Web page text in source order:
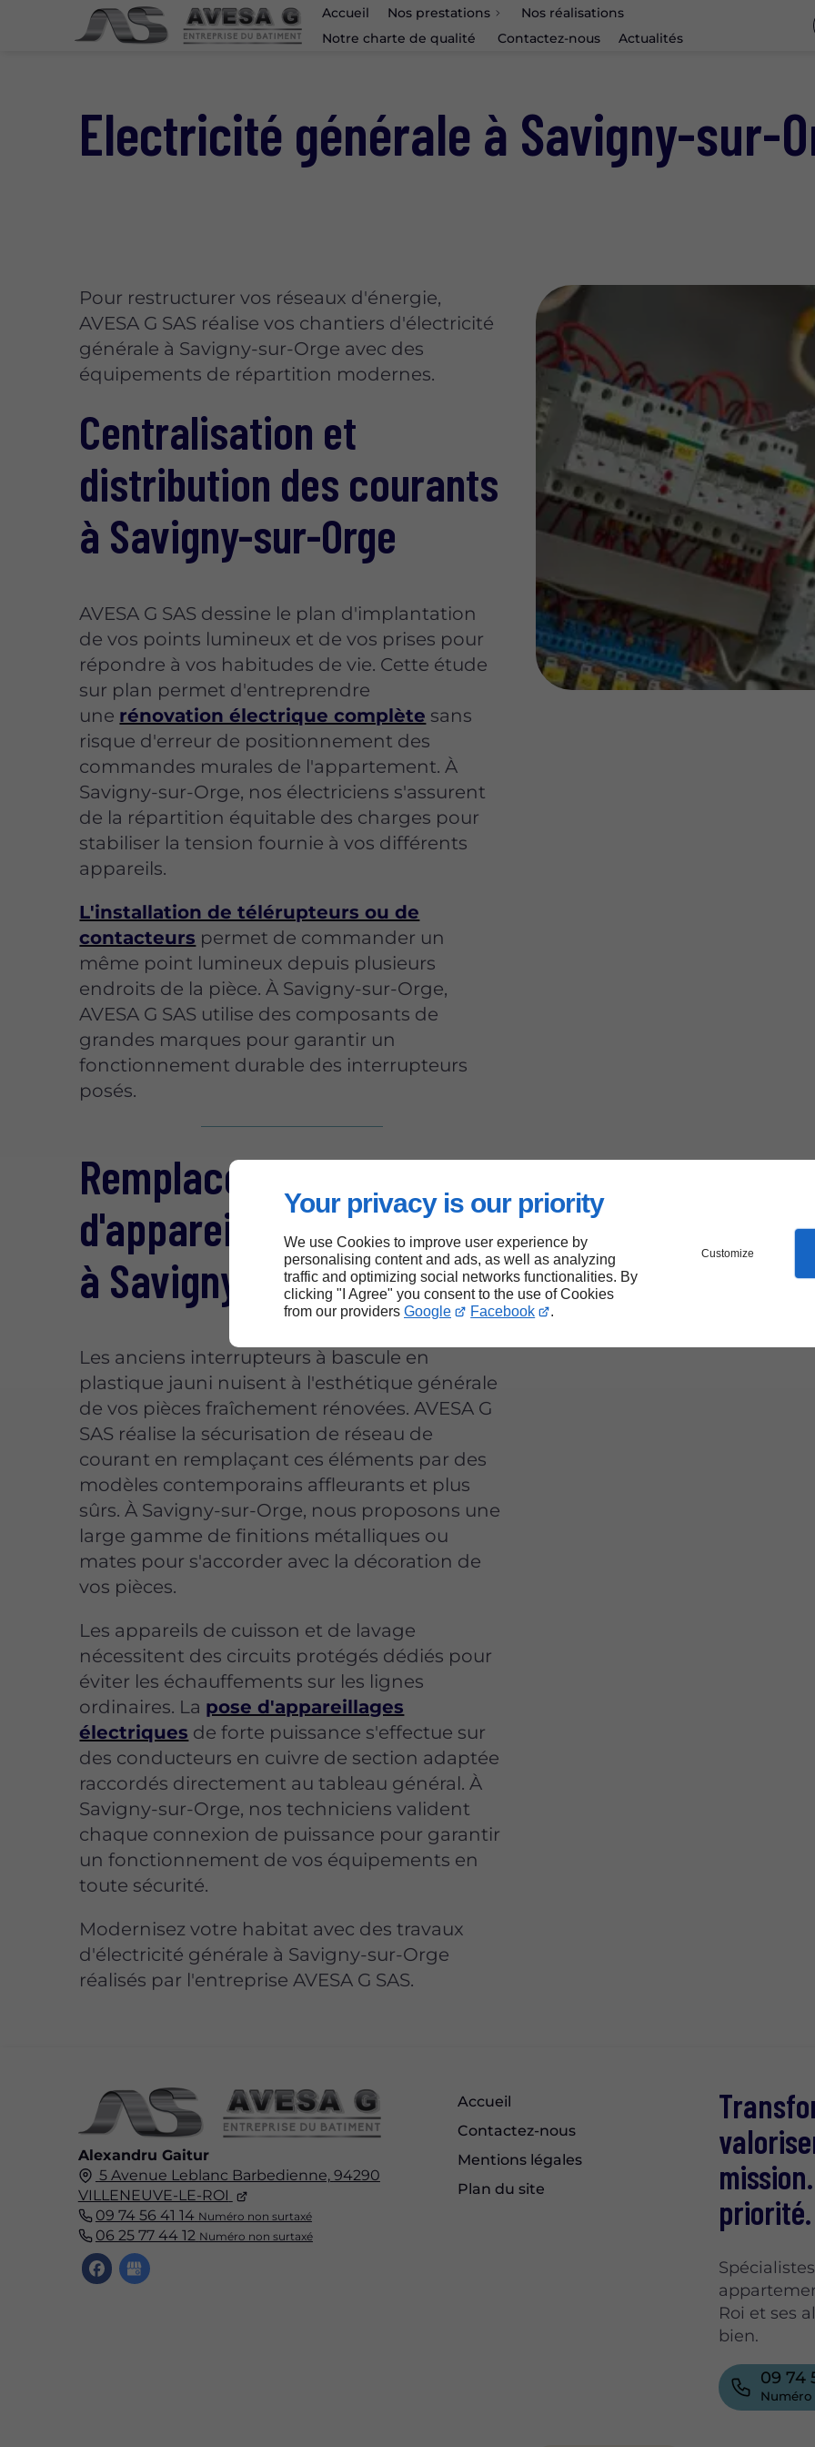
Your privacy is our priority
We use Cookies to improve user experience by
personalising content and ads, as well as analyzing
traffic and optimizing social networks functionalities. By
clicking "I Agree" you consent to the use of Cookies
from our providers Google Facebook .
Customize
Accueil Nos prestations
Nos réalisations
Notre charte de qualité
Contactez-nous Actualités
Electricité générale à Savigny-sur-
Pour restructurer vos réseaux d'énergie,
AVESA G SAS réalise vos chantiers d'électricité
générale à Savigny-sur-Orge avec des
équipements de répartition modernes.
Centralisation et
distribution des courants
à Savigny-sur-Orge
AVESA G SAS dessine le plan d'implantation
de vos points lumineux et de vos prises pour
répondre à vos habitudes de vie. Cette étude
sur plan permet d'entreprendre
une rénovation électrique complète sans
risque d'erreur de positionnement des
commandes murales de l'appartement. À
Savigny-sur-Orge, nos électriciens s'assurent
de la répartition équitable des charges pour
stabiliser la tension fournie à vos différents
appareils.
L'installation de télérupteurs ou de
contacteurs permet de commander un
même point lumineux depuis plusieurs
endroits de la pièce. À Savigny-sur-Orge,
AVESA G SAS utilise des composants de
grandes marques pour garantir un
fonctionnement durable des interrupteurs
posés.
Remplacement
d'appareillages vétustes
à Savigny-sur-Orge
Les anciens interrupteurs à bascule en
plastique jauni nuisent à l'esthétique générale
de vos pièces fraîchement rénovées. AVESA G
SAS réalise la sécurisation de réseau de
courant en remplaçant ces éléments par des
modèles contemporains affleurants et plus
sûrs. À Savigny-sur-Orge, nous proposons une
large gamme de finitions métalliques ou
mates pour s'accorder avec la décoration de
vos pièces.
Les appareils de cuisson et de lavage
nécessitent des circuits protégés dédiés pour
éviter les échauffements sur les lignes
ordinaires. La pose d'appareillages
électriques de forte puissance s'effectue sur
des conducteurs en cuivre de section adaptée
raccordés directement au tableau général. À
Savigny-sur-Orge, nos techniciens valident
chaque connexion de puissance pour garantir
un fonctionnement de vos équipements en
toute sécurité.
Modernisez votre habitat avec des travaux
d'électricité générale à Savigny-sur-Orge
réalisés par l'entreprise AVESA G SAS.
Alexandru Gaitur
5 Avenue Leblanc Barbedienne, 94290
VILLENEUVE-LE-ROI
09 74 56 41 14 Numéro non surtaxé
06 25 77 44 12 Numéro non surtaxé
Accueil
Contactez-nous
Mentions légales
Plan du site
priorité.
Roi et ses
bien.
09 74